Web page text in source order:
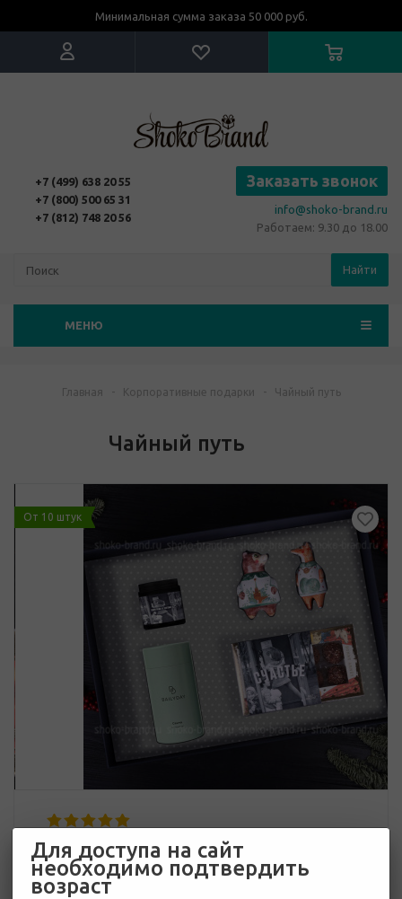
Минимальная сумма заказа 50 000 руб.
+7 (499) 638 20 55
+7 (800) 500 65 31
+7 (812) 748 20 56
Заказать звонок
info@shoko-brand.ru
Работаем: 9.30 до 18.00
Найти
МЕНЮ
Главная - Корпоративные подарки - Чайный путь
Чайный путь
От 10 штук
11 909 руб.
Много
Для доступа на сайт
необходимо подтвердить
возраст